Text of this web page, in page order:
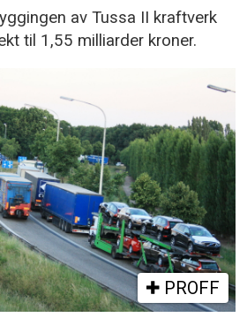
av Tussa II kraftverk
til 1,55 milliarder kroner.
PROFF